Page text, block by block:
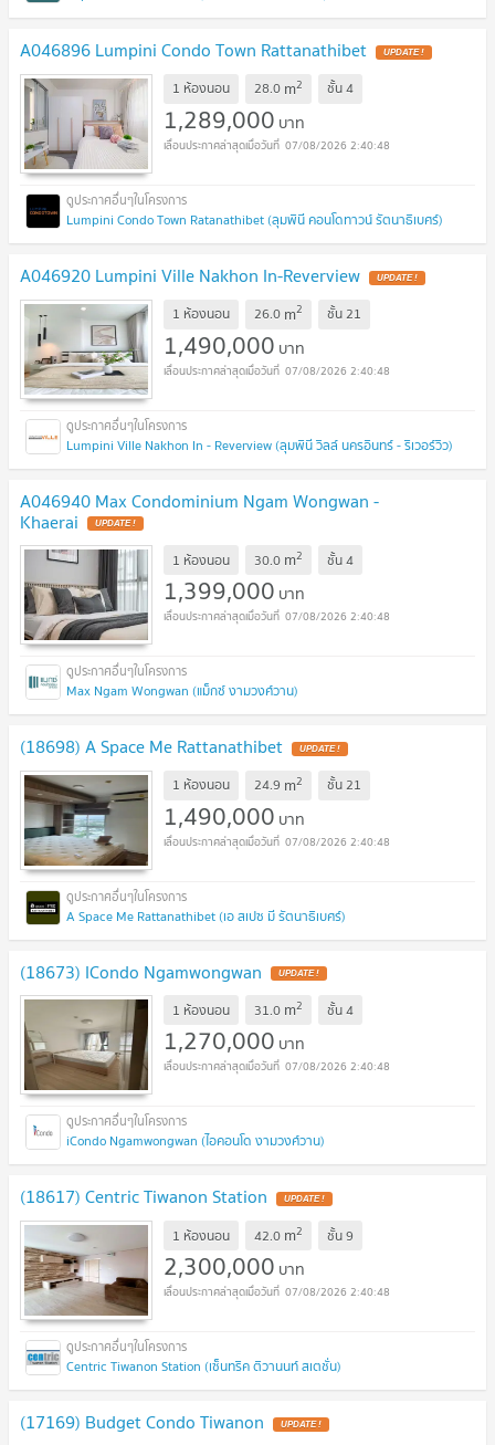
A046896 Lumpini Condo Town Rattanathibet UPDATE !
1 ห้องนอน 28.0 m2 ชั้น4
1,289,000 บาท
07/08/2026 2:40:48
Lumpini Condo Town Ratanathibet (ลุมพินี คอนโดทาวน์ รัตนาธิเบศร์)
A046920 Lumpini Ville Nakhon In-Reverview UPDATE !
1 ห้องนอน 26.0 m2 ชั้น21
1,490,000 บาท
07/08/2026 2:40:48
Lumpini Ville Nakhon In - Reverview (ลุมพินี วิลล์ นครอินทร์ - ริเวอร์วิว)
A046940 Max Condominium Ngam Wongwan -
Khaerai UPDATE !
1 ห้องนอน 30.0 m2 ชั้น4
1,399,000 บาท
07/08/2026 2:40:48
Max Ngam Wongwan (แม็กซ์ งามวงศ์วาน)
(18698) A Space Me Rattanathibet UPDATE !
1 ห้องนอน 24.9 m2 ชั้น21
1,490,000 บาท
07/08/2026 2:40:48
A Space Me Rattanathibet (เอ สเปซ มี รัตนาธิเบศร์)
(18673) ICondo Ngamwongwan UPDATE !
1 ห้องนอน 31.0 m2 ชั้น4
1,270,000 บาท
07/08/2026 2:40:48
iCondo Ngamwongwan (ไอคอนโด งามวงศ์วาน)
(18617) Centric Tiwanon Station UPDATE !
1 ห้องนอน 42.0 m2 ชั้น9
2,300,000 บาท
07/08/2026 2:40:48
Centric Tiwanon Station (เซ็นทริค ติวานนท์ สเตชั่น)
(17169) Budget Condo Tiwanon UPDATE !